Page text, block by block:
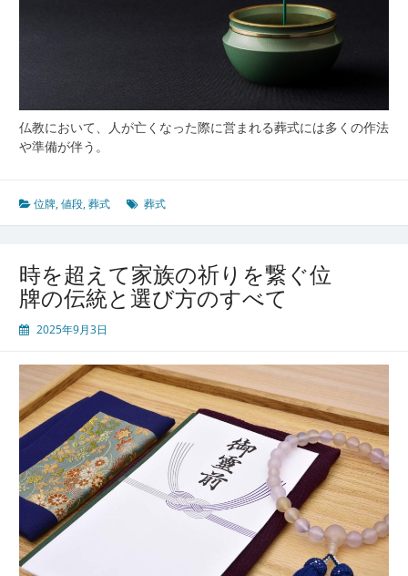
方
仏教において、人が亡くなった際に営まれる葬式には多くの作法
や準備が伴う。
位牌,値段,葬式 葬式
時を超えて家族の祈りを繋ぐ位
牌の伝統と選び方のすべて
2025年9月3日